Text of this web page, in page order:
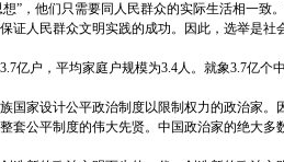
，他们只需要同人民群众的实际生活相一致
人民群众文明实践的成功。因此，选举是社
户，平均家庭户规模为3.4人。就象3.7亿个
家设计公平政治制度以限制权力的政治家。
套公平制度的伟大先贤。中国政治家的绝大多